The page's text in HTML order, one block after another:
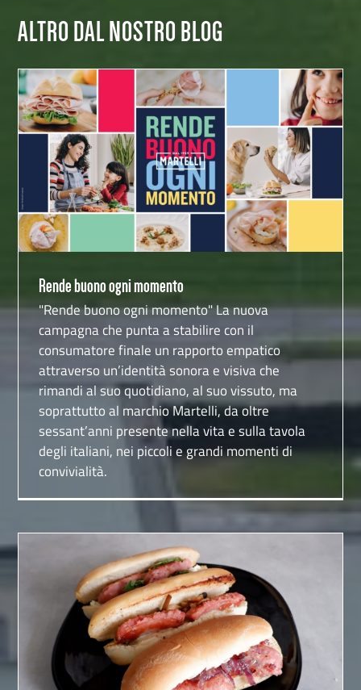
ALTRO DAL NOSTRO BLOG
Rende buono ogni momento
Rende buono ogni momento
"Rende buono ogni momento" La nuova
campagna che punta a stabilire con il
consumatore finale un rapporto empatico
attraverso un’identità sonora e visiva che
rimandi al suo quotidiano, al suo vissuto, ma
soprattutto al marchio Martelli, da oltre
sessant’anni presente nella vita e sulla tavola
degli italiani, nei piccoli e grandi momenti di
convivialità.
Panino con salsiccia